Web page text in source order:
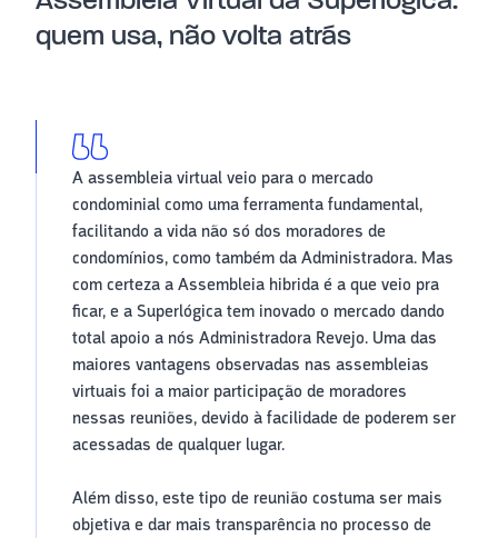
quem usa, não volta atrás
A assembleia virtual veio para o mercado
condominial como uma ferramenta fundamental,
facilitando a vida não só dos moradores de
condomínios, como também da Administradora. Mas
com certeza a Assembleia hibrida é a que veio pra
ficar, e a Superlógica tem inovado o mercado dando
total apoio a nós Administradora Revejo. Uma das
maiores vantagens observadas nas assembleias
virtuais foi a maior participação de moradores
nessas reuniões, devido à facilidade de poderem ser
acessadas de qualquer lugar.
Além disso, este tipo de reunião costuma ser mais
objetiva e dar mais transparência no processo de